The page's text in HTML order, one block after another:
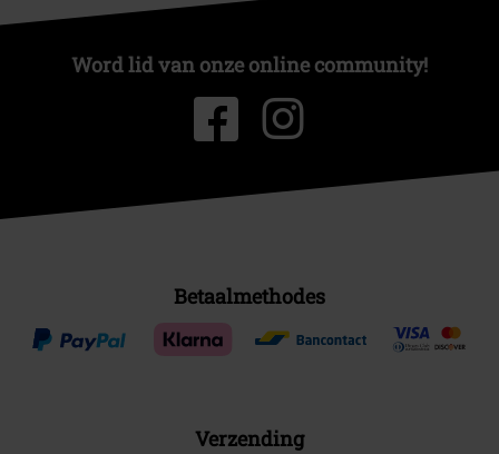
Word lid van onze online community!
Betaalmethodes
Verzending